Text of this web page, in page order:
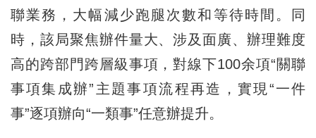
聯業務，大幅減少跑腿次數和等待時間。同
時，該局聚焦辦件量大、涉及面廣、辦理難度
高的跨部門跨層級事項，對線下100余項“關聯
事項集成辦”主題事項流程再造，實現“一件
事”逐項辦向“一類事”任意辦提升。